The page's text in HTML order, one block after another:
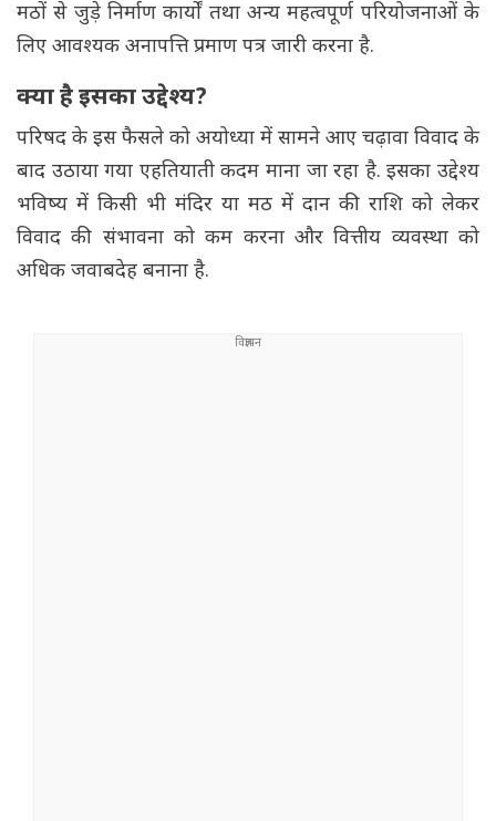
मठों से जुड़े निर्माण कार्यों तथा अन्य महत्वपूर्ण परियोजनाओं के
लिए आवश्यक अनापत्ति प्रमाण पत्र जारी करना है.
क्या है इसका उद्देश्य?
परिषद के इस फैसले को अयोध्या में सामने आए चढ़ावा विवाद के
बाद उठाया गया एहतियाती कदम माना जा रहा है. इसका उद्देश्य
भविष्य में किसी भी मंदिर या मठ में दान की राशि को लेकर
विवाद की संभावना को कम करना और वित्तीय व्यवस्था को
अधिक जवाबदेह बनाना है.